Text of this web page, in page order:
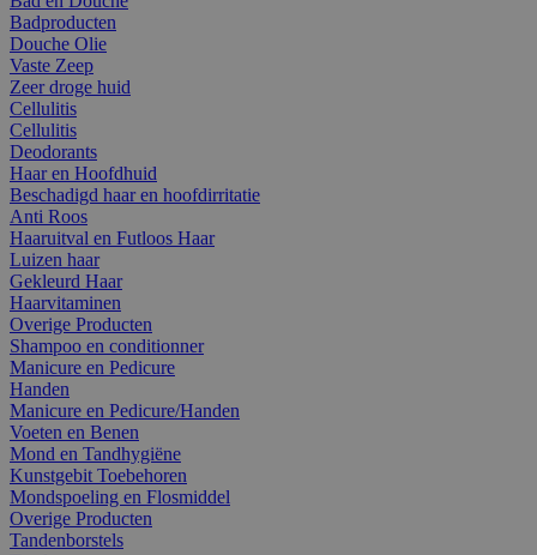
Badproducten
Douche Olie
Vaste Zeep
Zeer droge huid
Cellulitis
Cellulitis
Deodorants
Haar en Hoofdhuid
Beschadigd haar en hoofdirritatie
Anti Roos
Haaruitval en Futloos Haar
Luizen haar
Gekleurd Haar
Haarvitaminen
Overige Producten
Shampoo en conditionner
Manicure en Pedicure
Handen
Manicure en Pedicure/Handen
Voeten en Benen
Mond en Tandhygiëne
Kunstgebit Toebehoren
Mondspoeling en Flosmiddel
Overige Producten
Tandenborstels